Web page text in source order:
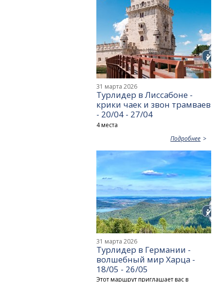
31 марта 2026
Турлидер в Лиссабоне -
крики чаек и звон трамваев
- 20/04 - 27/04
4 места
Подробнее
31 марта 2026
Турлидер в Германии -
волшебный мир Харца -
18/05 - 26/05
Этот маршрут приглашает вас в